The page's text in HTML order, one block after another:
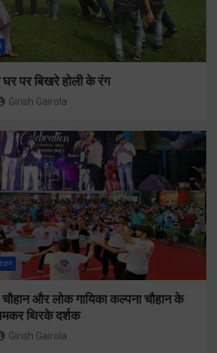
पर बिखरे होली के रंग
Girish Gairola
चौहान और लोक गायिका कल्पना चौहान के
थिरके दर्शक
Girish Gairola